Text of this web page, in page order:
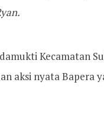
Kecamatan
aksi nyata Bapera